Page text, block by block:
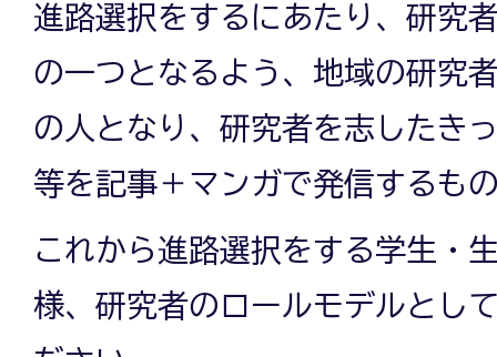
進路選択をするにあたり、研究
の一つとなるよう、地域の研究
の人となり、研究者を志したき
等を記事＋マンガで発信するも
これから進路選択をする学生・
様、研究者のロールモデルとし